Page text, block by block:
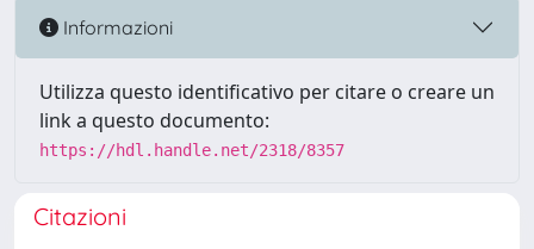
Informazioni
Utilizza questo identificativo per citare o creare un
link a questo documento:
https://hdl.handle.net/2318/8357
Citazioni